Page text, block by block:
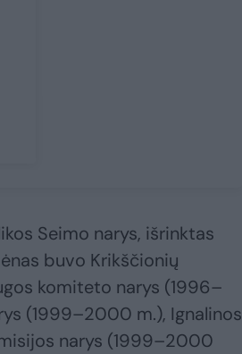
Seimo narys, išrinktas
buvo Krikščionių
komiteto narys (1996–
(1999–2000 m.), Ignalinos
narys (1999–2000